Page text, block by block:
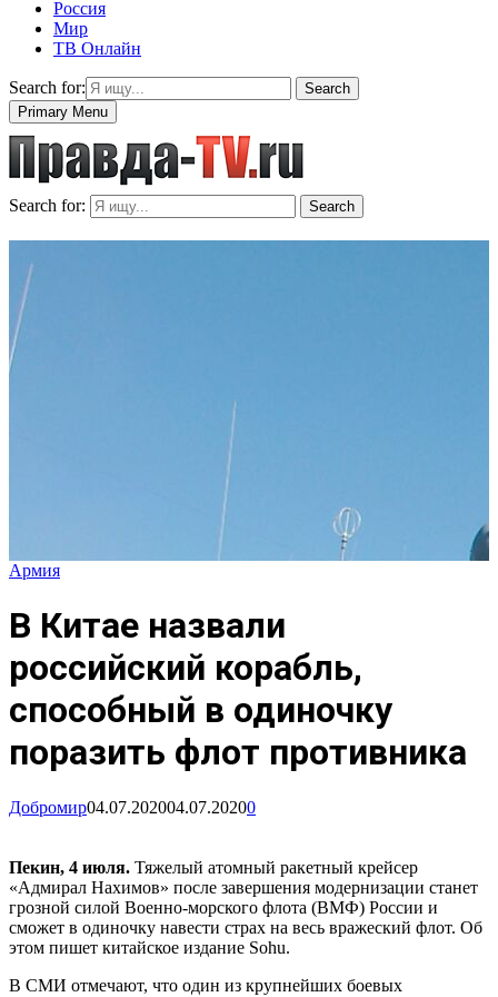
Россия
Мир
ТВ Онлайн
Search for:
Search
Primary Menu
Search for: Search
Армия
В Китае назвали
российский корабль,
способный в одиночку
поразить флот противника
Добромир04.07.202004.07.20200
Пекин, 4 июля. Тяжелый атомный ракетный крейсер
«Адмирал Нахимов» после завершения модернизации станет
грозной силой Военно-морского флота (ВМФ) России и
сможет в одиночку навести страх на весь вражеский флот. Об
этом пишет китайское издание Sohu.
В СМИ отмечают, что один из крупнейших боевых